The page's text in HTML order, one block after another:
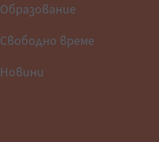
Образование
Свободно време
Новини